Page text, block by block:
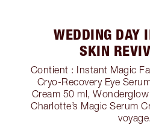
WEDDING DAY
SKIN
Contient : Instant Magic
Cryo-Recovery Eye
Cream 50 ml,
Charlotte’s Magic Serum
voyage.